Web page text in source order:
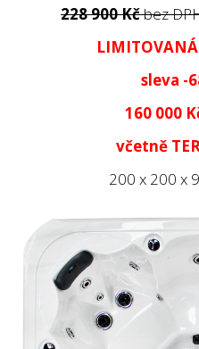
228 900 Kčbez
sleva -
160 000
včetně
200 x 200 x